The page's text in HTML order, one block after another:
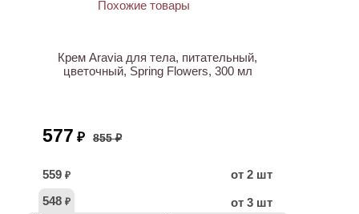
Крем Aravia для тела, питательный,
цветочный, Spring Flowers, 300 мл
577 ₽ 855 ₽
559 ₽
от 2 шт
548 ₽ от 3 шт